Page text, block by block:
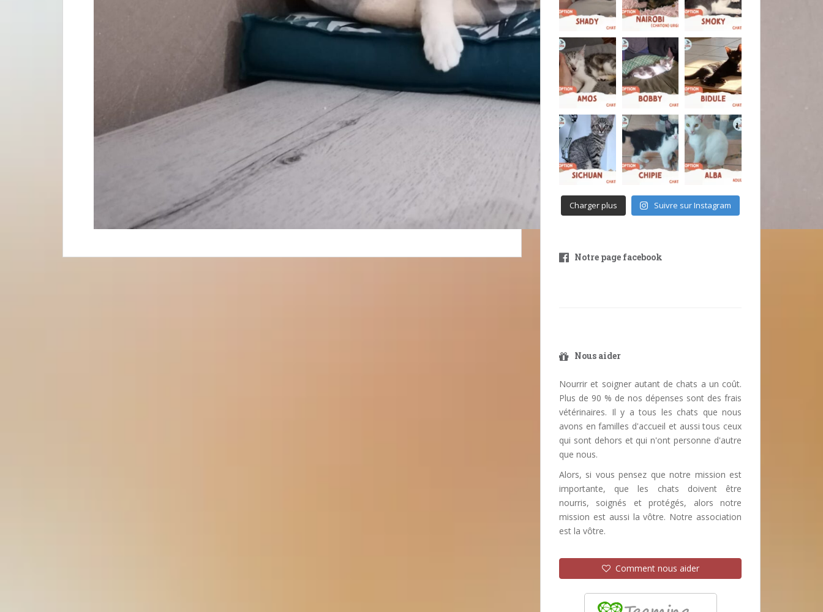
Charger plus Suivre sur Instagram
Notre page facebook
Nous aider
Nourrir et soigner autant de chats a un coût.
Plus de 90 % de nos dépenses sont des frais
vétérinaires. Il y a tous les chats que nous
avons en familles d'accueil et aussi tous ceux
qui sont dehors et qui n'ont personne d'autre
que nous.
Alors, si vous pensez que notre mission est
importante, que les chats doivent être
nourris, soignés et protégés, alors notre
mission est aussi la vôtre. Notre association
est la vôtre.
Comment nous aider